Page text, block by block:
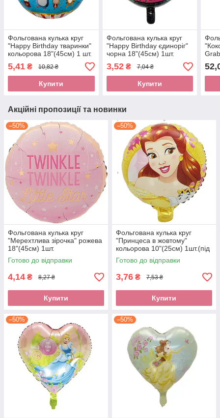
Фольгована кулька круг
"Happy Birthday тваринки"
кольорова 18"(45см) 1 шт.
5,41 ₴ 10,82 ₴
Купити
Фольгована кулька круг
"Happy Birthday єдиноріг"
чорна 18"(45см) 1шт.
3,52₴ 7,04 ₴
Купити
Акційні пропозиції та новинки
–50%
Фольгована кулька круг
"Мерехтлива зірочка" рожева
18"(45см) 1шт.
Готово до відправки
4,14 ₴ 8,27 ₴
Купити
–50%
Фольгована кулька круг
"Принцеса в жовтому"
кольорова 10"(25см) 1шт.(під
повітря)
Готово до відправки
3,76 ₴ 7,53 ₴
Купити
–50% –50%